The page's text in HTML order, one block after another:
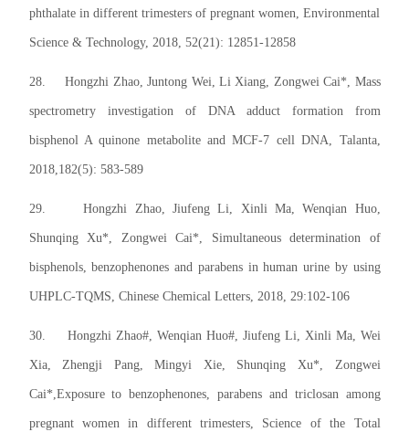
phthalate in different trimesters of pregnant women, Environmental
Science & Technology, 2018, 52(21): 12851-12858
28.Hongzhi Zhao, Juntong Wei, Li Xiang, Zongwei Cai*, Mass
spectrometry investigation of DNA adduct formation from
bisphenol A quinone metabolite and MCF-7 cell DNA, Talanta,
2018,182(5): 583-589
29.Hongzhi Zhao, Jiufeng Li, Xinli Ma, Wenqian Huo,
Shunqing Xu*, Zongwei Cai*, Simultaneous determination of
bisphenols, benzophenones and parabens in human urine by using
UHPLC-TQMS, Chinese Chemical Letters, 2018, 29:102-106
30.Hongzhi Zhao#, Wenqian Huo#, Jiufeng Li, Xinli Ma, Wei
Xia, Zhengji Pang, Mingyi Xie, Shunqing Xu*, Zongwei
Cai*,Exposure to benzophenones, parabens and triclosan among
pregnant women in different trimesters, Science of the Total